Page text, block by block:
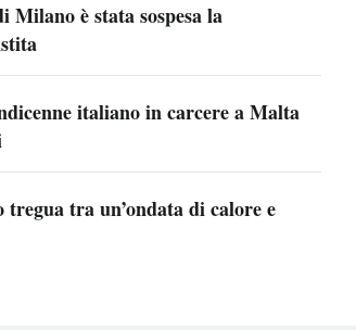
Milano è stata sospesa la
italiano in carcere a Malta
tregua tra un’ondata di calore e